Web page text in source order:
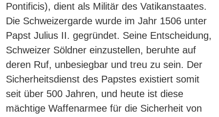
Pontificis), dient als Militär des Vatikanstaates.
Die Schweizergarde wurde im Jahr 1506 unter
Papst Julius II. gegründet. Seine Entscheidung,
Schweizer Söldner einzustellen, beruhte auf
deren Ruf, unbesiegbar und treu zu sein. Der
Sicherheitsdienst des Papstes existiert somit
seit über 500 Jahren, und heute ist diese
mächtige Waffenarmee für die Sicherheit von